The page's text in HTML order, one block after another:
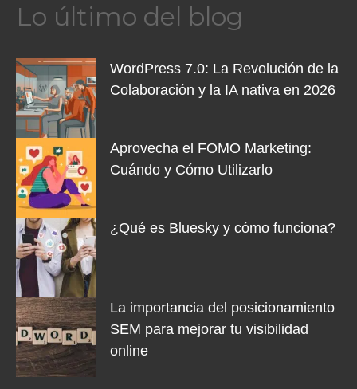
Lo último del blog
WordPress 7.0: La Revolución de la
Colaboración y la IA nativa en 2026
Aprovecha el FOMO Marketing:
Cuándo y Cómo Utilizarlo
¿Qué es Bluesky y cómo funciona?
La importancia del posicionamiento
SEM para mejorar tu visibilidad
online